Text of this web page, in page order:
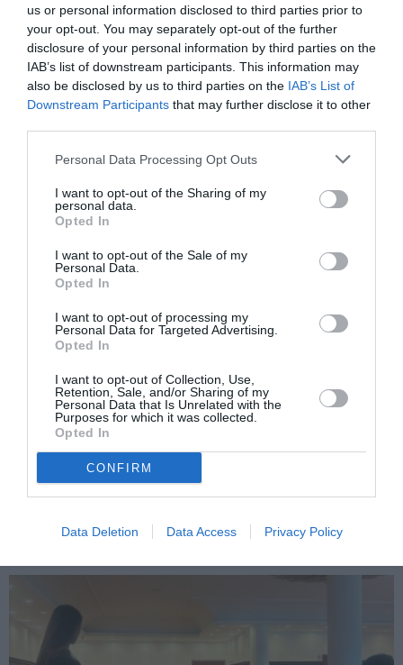
us or personal information disclosed to third parties prior to
your opt-out. You may separately opt-out of the further
disclosure of your personal information by third parties on the
IAB’s list of downstream participants. This information may
also be disclosed by us to third parties on the IAB’s List of
Downstream Participants that may further disclose it to other
Personal Data Processing Opt Outs
I want to opt-out of the Sharing of my
personal data.
Opted In
I want to opt-out of the Sale of my
Personal Data.
Opted In
I want to opt-out of processing my
Personal Data for Targeted Advertising.
Opted In
I want to opt-out of Collection, Use,
Retention, Sale, and/or Sharing of my
Personal Data that Is Unrelated with the
Purposes for which it was collected.
Opted In
CONFIRM
Data Deletion Data Access Privacy Policy
moreSchimbare, dar intre noi / Consilierul lui
Nastase, responsabil cu diaspora la
Cotroceni
Următorul articol
Generalul Aurel Rogojan: ”Liderii unor
campania prezidențială”
AȚI PUTEA DORI DE
ASEMENEA
ITALIA
despre înscrieri și participare